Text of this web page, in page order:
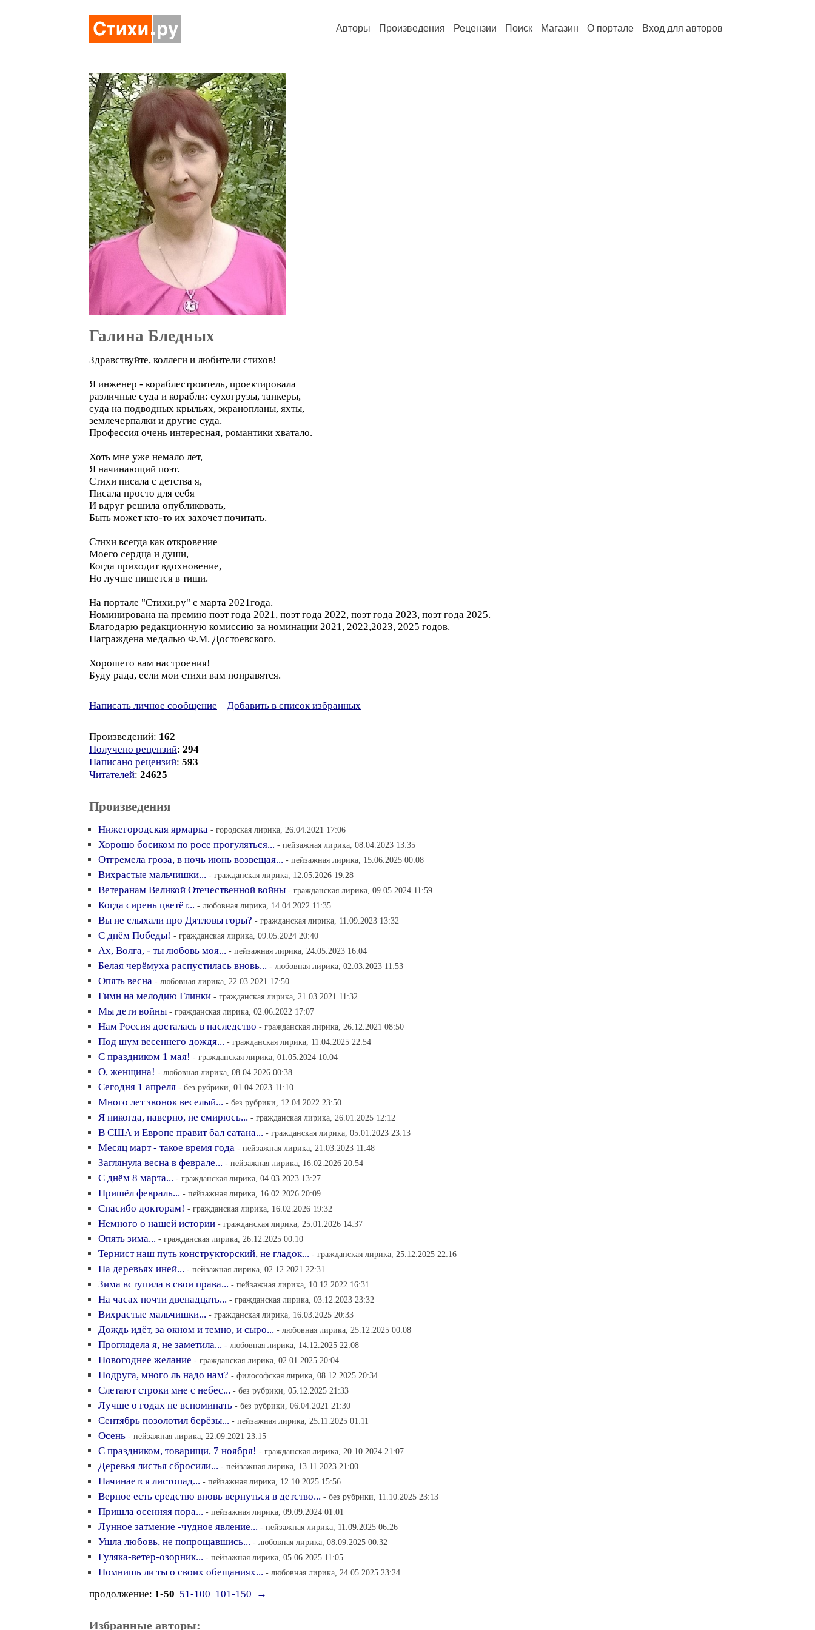
Авторы Произведения Рецензии Поиск Магазин О портале Вход для авторов
Галина Бледных
Здравствуйте, коллеги и любители стихов!
Я инженер - кораблестроитель, проектировала
различные суда и корабли: сухогрузы, танкеры,
суда на подводных крыльях, экранопланы, яхты,
землечерпалки и другие суда.
Профессия очень интересная, романтики хватало.
Хоть мне уже немало лет,
Я начинающий поэт.
Стихи писала с детства я,
Писала просто для себя
И вдруг решила опубликовать,
Быть может кто-то их захочет почитать.
Стихи всегда как откровение
Моего сердца и души,
Когда приходит вдохновение,
Но лучше пишется в тиши.
На портале "Стихи.ру" с марта 2021года.
Номинирована на премию поэт года 2021, поэт года 2022, поэт года 2023, поэт года 2025.
Благодарю редакционную комиссию за номинации 2021, 2022,2023, 2025 годов.
Награждена медалью Ф.М. Достоевского.
Хорошего вам настроения!
Буду рада, если мои стихи вам понравятся.
Написать личное сообщение Добавить в список избранных
Произведений: 162
Получено рецензий: 294
Написано рецензий: 593
Читателей: 24625
Произведения
Нижегородская ярмарка - городская лирика, 26.04.2021 17:06
Хорошо босиком по росе прогуляться... - пейзажная лирика, 08.04.2023 13:35
Отгремела гроза, в ночь июнь возвещая... - пейзажная лирика, 15.06.2025 00:08
Вихрастые мальчишки... - гражданская лирика, 12.05.2026 19:28
Ветеранам Великой Отечественной войны - гражданская лирика, 09.05.2024 11:59
Когда сирень цветёт... - любовная лирика, 14.04.2022 11:35
Вы не слыхали про Дятловы горы? - гражданская лирика, 11.09.2023 13:32
С днём Победы! - гражданская лирика, 09.05.2024 20:40
Ах, Волга, - ты любовь моя... - пейзажная лирика, 24.05.2023 16:04
Белая черёмуха распустилась вновь... - любовная лирика, 02.03.2023 11:53
Опять весна - любовная лирика, 22.03.2021 17:50
Гимн на мелодию Глинки - гражданская лирика, 21.03.2021 11:32
Мы дети войны - гражданская лирика, 02.06.2022 17:07
Нам Россия досталась в наследство - гражданская лирика, 26.12.2021 08:50
Под шум весеннего дождя... - гражданская лирика, 11.04.2025 22:54
С праздником 1 мая! - гражданская лирика, 01.05.2024 10:04
О, женщина! - любовная лирика, 08.04.2026 00:38
Сегодня 1 апреля - без рубрики, 01.04.2023 11:10
Много лет звонок веселый... - без рубрики, 12.04.2022 23:50
Я никогда, наверно, не смирюсь... - гражданская лирика, 26.01.2025 12:12
В США и Европе правит бал сатана... - гражданская лирика, 05.01.2023 23:13
Месяц март - такое время года - пейзажная лирика, 21.03.2023 11:48
Заглянула весна в феврале... - пейзажная лирика, 16.02.2026 20:54
С днём 8 марта... - гражданская лирика, 04.03.2023 13:27
Пришёл февраль... - пейзажная лирика, 16.02.2026 20:09
Спасибо докторам! - гражданская лирика, 16.02.2026 19:32
Немного о нашей истории - гражданская лирика, 25.01.2026 14:37
Опять зима... - гражданская лирика, 26.12.2025 00:10
Тернист наш путь конструкторский, не гладок... - гражданская лирика, 25.12.2025 22:16
На деревьях иней... - пейзажная лирика, 02.12.2021 22:31
Зима вступила в свои права... - пейзажная лирика, 10.12.2022 16:31
На часах почти двенадцать... - гражданская лирика, 03.12.2023 23:32
Вихрастые мальчишки... - гражданская лирика, 16.03.2025 20:33
Дождь идёт, за окном и темно, и сыро... - любовная лирика, 25.12.2025 00:08
Проглядела я, не заметила... - любовная лирика, 14.12.2025 22:08
Новогоднее желание - гражданская лирика, 02.01.2025 20:04
Подруга, много ль надо нам? - философская лирика, 08.12.2025 20:34
Слетают строки мне с небес... - без рубрики, 05.12.2025 21:33
Лучше о годах не вспоминать - без рубрики, 06.04.2021 21:30
Сентябрь позолотил берёзы... - пейзажная лирика, 25.11.2025 01:11
Осень - пейзажная лирика, 22.09.2021 23:15
С праздником, товарищи, 7 ноября! - гражданская лирика, 20.10.2024 21:07
Деревья листья сбросили... - пейзажная лирика, 13.11.2023 21:00
Начинается листопад... - пейзажная лирика, 12.10.2025 15:56
Верное есть средство вновь вернуться в детство... - без рубрики, 11.10.2025 23:13
Пришла осенняя пора... - пейзажная лирика, 09.09.2024 01:01
Лунное затмение -чудное явление... - пейзажная лирика, 11.09.2025 06:26
Ушла любовь, не попрощавшись... - любовная лирика, 08.09.2025 00:32
Гуляка-ветер-озорник... - пейзажная лирика, 05.06.2025 11:05
Помнишь ли ты о своих обещаниях... - любовная лирика, 24.05.2025 23:24
продолжение: 1-50 51-100 101-150 →
Избранные авторы: